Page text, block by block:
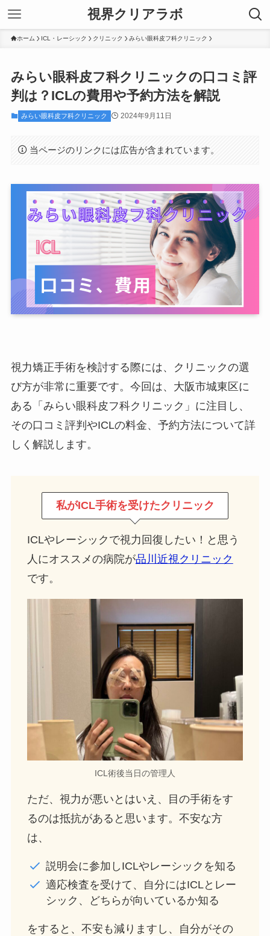
視界クリアラボ
ホーム ICL・レーシック クリニック みらい眼科皮フ科クリニック
みらい眼科皮フ科クリニックの口コミ評
判は？ICLの費用や予約方法を解説
みらい眼科皮フ科クリニック 2024年9月11日
当ページのリンクには広告が含まれています。
視力矯正手術を検討する際には、クリニックの選
び方が非常に重要です。今回は、大阪市城東区に
ある「みらい眼科皮フ科クリニック」に注目し、
その口コミ評判やICLの料金、予約方法について詳
しく解説します。
私がICL手術を受けたクリニック
ICLやレーシックで視力回復したい！と思う
人にオススメの病院が品川近視クリニック
です。
ICL術後当日の管理人
ただ、視力が悪いとはいえ、目の手術をす
るのは抵抗があると思います。不安な方
は、
説明会に参加しICLやレーシックを知る
適応検査を受けて、自分にはICLとレー
シック、どちらが向いているか知る
をすると、不安も減りますし、自分がその